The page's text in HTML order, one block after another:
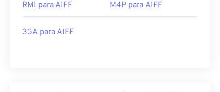
RMI para AIFF M4P para AIFF
3GA para AIFF